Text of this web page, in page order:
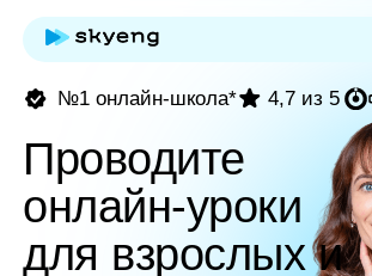
4,7 из 5
Проводите
онлайн-уроки
для взрослых и
детей